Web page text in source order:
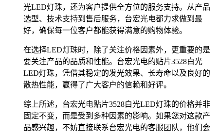
光LED灯珠，还为客户提供全方位的服务支持。从产品
选型、技术支持到售后服务，台宏光电都力求做到最
好，确保每一位客户都能获得满意的购物体验。
在选择LED灯珠时，除了关注价格因素外，更重要的是
要关注产品的品质和性能。台宏光电的贴片3528白光
LED灯珠，凭借其稳定的发光效果、长寿命以及良好的
散热性能，赢得了广大客户的信赖和好评。
综上所述，台宏光电贴片3528白光LED灯珠的价格并非
固定不变，而是受到多种因素的影响。如果您对这款产
品感兴趣，不妨直接联系台宏光电的客服团队，他们会